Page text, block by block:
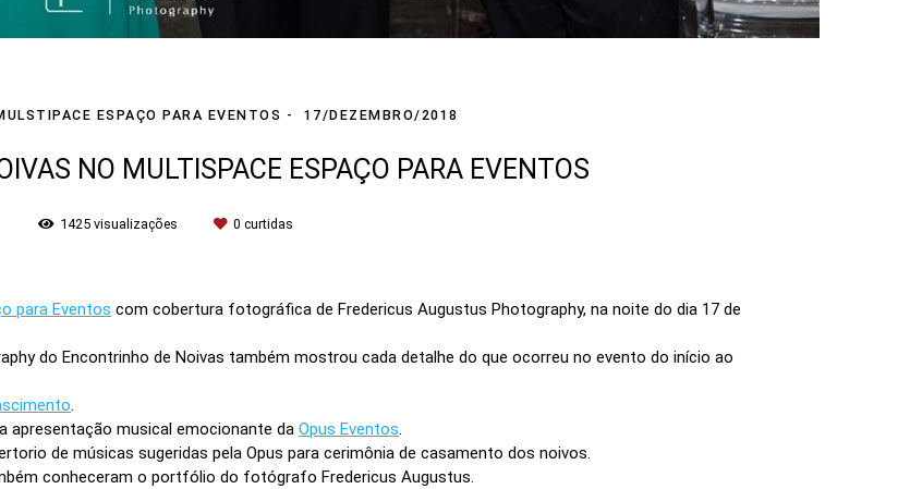
ESPAÇO PARA EVENTOS 17/DEZEMBRO/2018
NO MULTISPACE ESPAÇO PARA EVENTOS
1425 visualizações 0 curtidas
para Eventos com cobertura fotográfica de Fredericus Augustus Photography, na noite do dia 17 de
do Encontrinho de Noivas também mostrou cada detalhe do que ocorreu no evento do início ao
.
apresentação musical emocionante da Opus Eventos.
de músicas sugeridas pela Opus para cerimônia de casamento dos noivos.
conheceram o portfólio do fotógrafo Fredericus Augustus.